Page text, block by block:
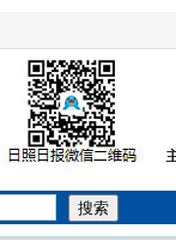
搜索